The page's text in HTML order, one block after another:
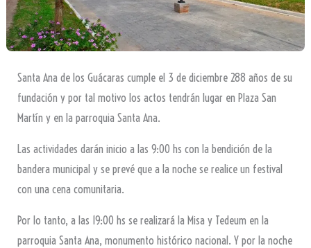
Santa Ana de los Guácaras cumple el 3 de diciembre 288 años de su
fundación y por tal motivo los actos tendrán lugar en Plaza San
Martín y en la parroquia Santa Ana.
Las actividades darán inicio a las 9:00 hs con la bendición de la
bandera municipal y se prevé que a la noche se realice un festival
con una cena comunitaria.
Por lo tanto, a las 19:00 hs se realizará la Misa y Tedeum en la
parroquia Santa Ana, monumento histórico nacional. Y por la noche